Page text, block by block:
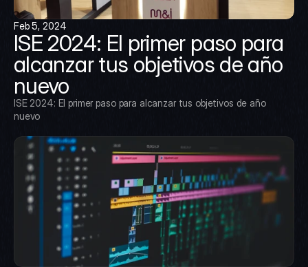
Feb 5, 2024
ISE 2024: El primer paso para
alcanzar tus objetivos de año
nuevo
ISE 2024: El primer paso para alcanzar tus objetivos de año
nuevo